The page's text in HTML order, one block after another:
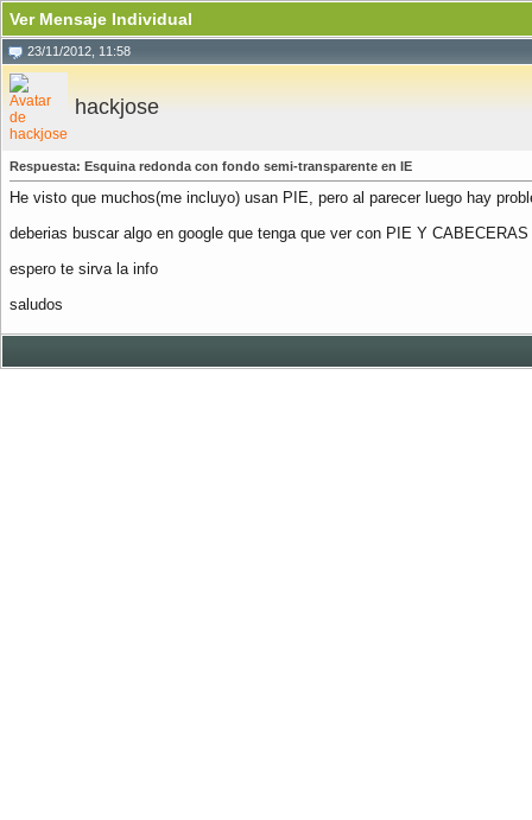
Ver Mensaje Individual
23/11/2012, 11:58
hackjose
Respuesta: Esquina redonda con fondo semi-transparente en IE
He visto que muchos(me incluyo) usan PIE, pero al parecer luego hay
deberias buscar algo en google que tenga que ver con PIE Y
espero te sirva la info
saludos